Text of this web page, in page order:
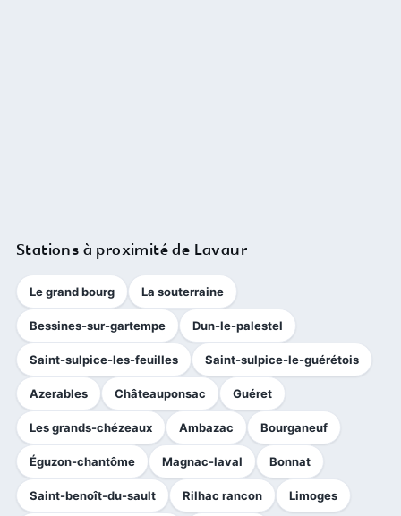
Stations à proximité de Lavaur
Le grand bourg La souterraine
Bessines-sur-gartempe Dun-le-palestel
Saint-sulpice-les-feuilles Saint-sulpice-le-guérétois
Azerables Châteauponsac Guéret
Les grands-chézeaux Ambazac Bourganeuf
Éguzon-chantôme Magnac-laval Bonnat
Saint-benoît-du-sault Rilhac rancon Limoges